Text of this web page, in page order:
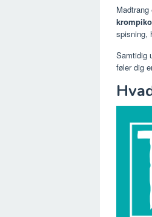
spisning,
Samtidig
føler dig